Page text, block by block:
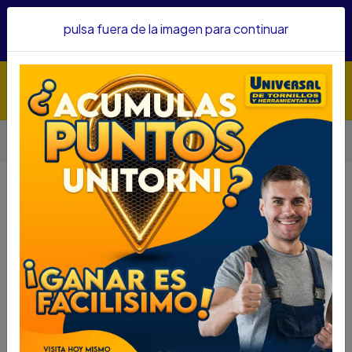
confianza&nbsp;Recibe un KIT PARRILLERO por compras
Inicio Adhesivos y Lubricantes
Otros
GRASA BEG LITIO AZUL 5 LIBRAS 1088 420GR010
GRASA BEG LITIO AZUL 5 LIBRAS
1088 420GR010
GRASA BEG LITIO AZUL 5 LIBRAS 1088 420GR010
SKU...62000168
DESCRIPCIÓN...
pulsa fuera de la imagen para continuar